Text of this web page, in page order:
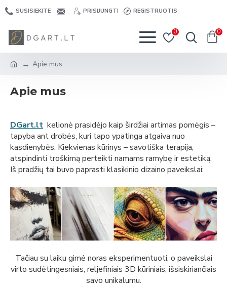
SUSISIEKITE PRISIJUNGTI REGISTRUOTIS
0 0
Apie mus
Apie mus
DGart.lt kelionė prasidėjo kaip širdžiai artimas pomėgis –
tapyba ant drobės, kuri tapo ypatinga atgaiva nuo
kasdienybės. Kiekvienas kūrinys – savotiška terapija,
atspindinti troškimą perteikti namams ramybę ir estetiką.
Iš pradžių tai buvo paprasti klasikinio dizaino paveikslai:
Tačiau su laiku gimė noras eksperimentuoti, o paveikslai
virto sudėtingesniais, reljefiniais 3D kūriniais, išsiskiriančiais
savo unikalumu.